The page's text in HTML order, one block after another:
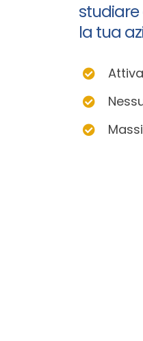
studiare
la tua